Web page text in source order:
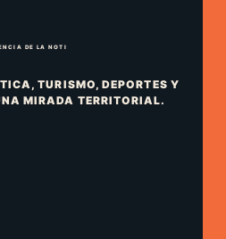
TURISMO, DEPORTES Y
MIRADA TERRITORIAL.